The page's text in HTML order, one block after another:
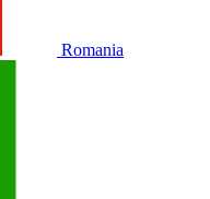
Romania